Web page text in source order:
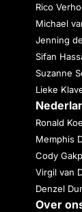
Rico
Michael
Jenning
Sifan
Suzanne
Lieke
Ronald
Memphis
Cody
Virgil van
Denzel
Over